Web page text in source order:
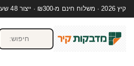
קיץ 2026 · משלוח חינם מ-₪300 · ייצור 48 שעות · 15,000+ לקוחות מרוצים